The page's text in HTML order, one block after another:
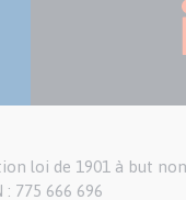
loi de 1901 à but
: 775 666 696